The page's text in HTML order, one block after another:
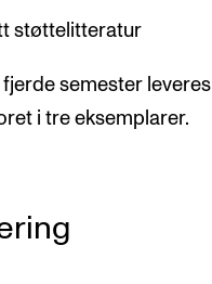
støttelitteratur
fjerde semester leveres
i tre eksemplarer.